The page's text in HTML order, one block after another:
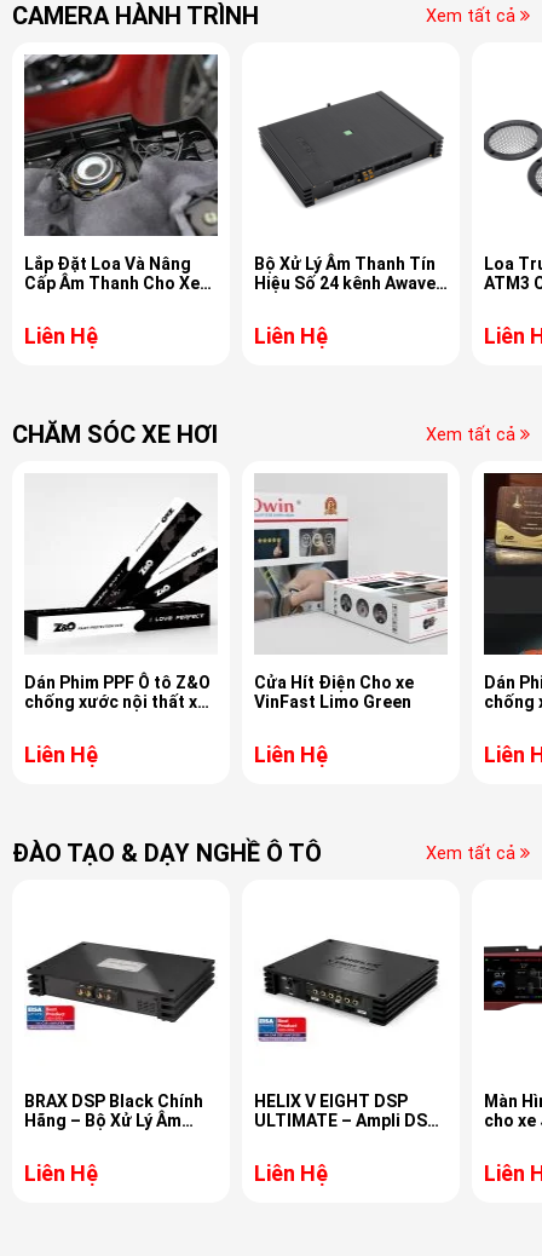
CAMERA HÀNH TRÌNH Xem tất cả
Lắp Đặt Loa Và Nâng
Cấp Âm Thanh Cho Xe
Liên Hệ
Bộ Xử Lý Âm Thanh Tín
Hiệu Số 24 kênh Awave
Liên Hệ
Loa
ATM3
Liên
CHĂM SÓC XE HƠI Xem tất cả
Dán Phim PPF Ô tô Z&O
chống xước nội thất xe
Liên Hệ
Cửa Hít Điện Cho xe
VinFast Limo Green
Liên Hệ
Dán
chống
Liên
ĐÀO TẠO & DẠY NGHỀ Ô TÔ Xem tất cả
BRAX DSP Black Chính
Hãng – Bộ Xử Lý Âm
Liên Hệ
HELIX V EIGHT DSP
ULTIMATE – Ampli DSP
Liên Hệ
Màn
cho xe
Liên